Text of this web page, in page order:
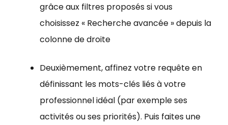
grâce aux filtres proposés si vous
choisissez « Recherche avancée » depuis la
colonne de droite
Deuxièmement, affinez votre requête en
définissant les mots-clés liés à votre
professionnel idéal (par exemple ses
activités ou ses priorités). Puis faites une